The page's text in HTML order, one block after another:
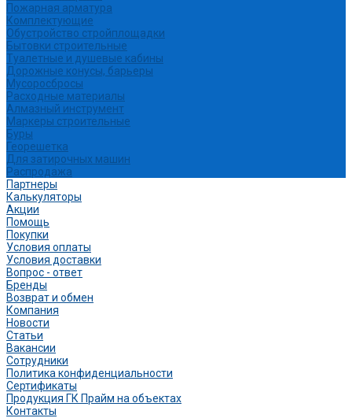
Пожарная арматура
Комплектующие
Обустройство стройплощадки
Бытовки строительные
Туалетные и душевые кабины
Дорожные конусы, барьеры
Мусоросбросы
Расходные материалы
Алмазный инструмент
Маркеры строительные
Буры
Георешетка
Для затирочных машин
Распродажа
Партнеры
Калькуляторы
Акции
Помощь
Покупки
Условия оплаты
Условия доставки
Вопрос - ответ
Бренды
Возврат и обмен
Компания
Новости
Статьи
Вакансии
Сотрудники
Политика конфиденциальности
Сертификаты
Продукция ГК Прайм на объектах
Контакты